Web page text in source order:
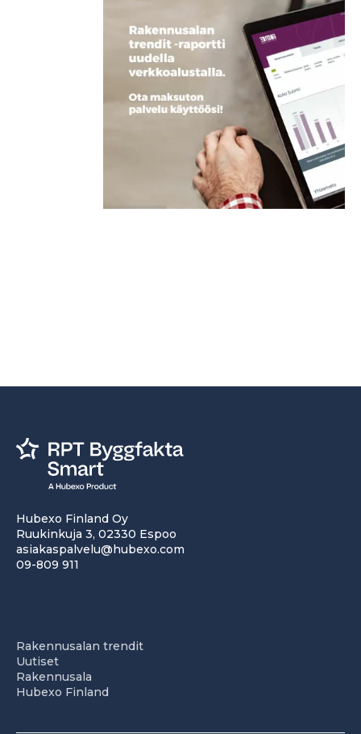
Hubexo Finland Oy
Ruukinkuja 3, 02330 Espoo
asiakaspalvelu@hubexo.com
09-809 911
Rakennusalan trendit
Uutiset
Rakennusala
Hubexo Finland